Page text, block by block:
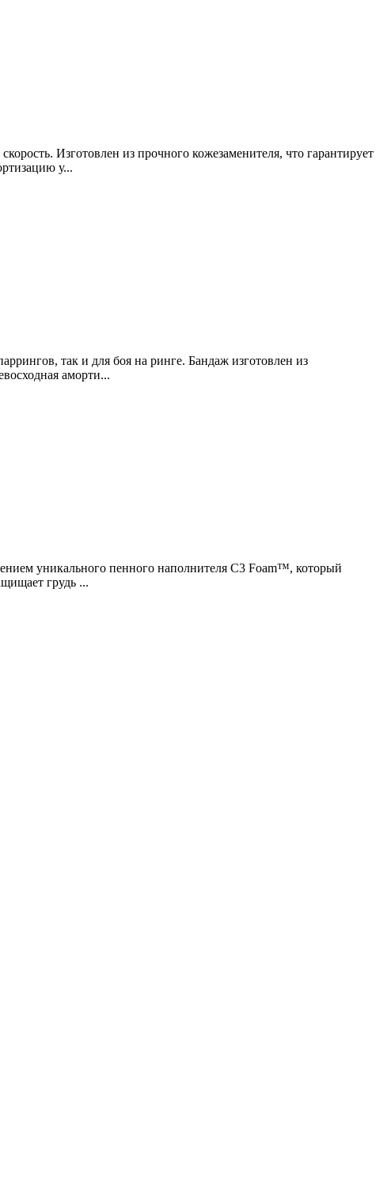
Изготовлен из прочного кожезаменителя, что гарантирует
у...
так и для боя на ринге. Бандаж изготовлен из
аморти...
уникального пенного наполнителя C3 Foam™, который
грудь ...